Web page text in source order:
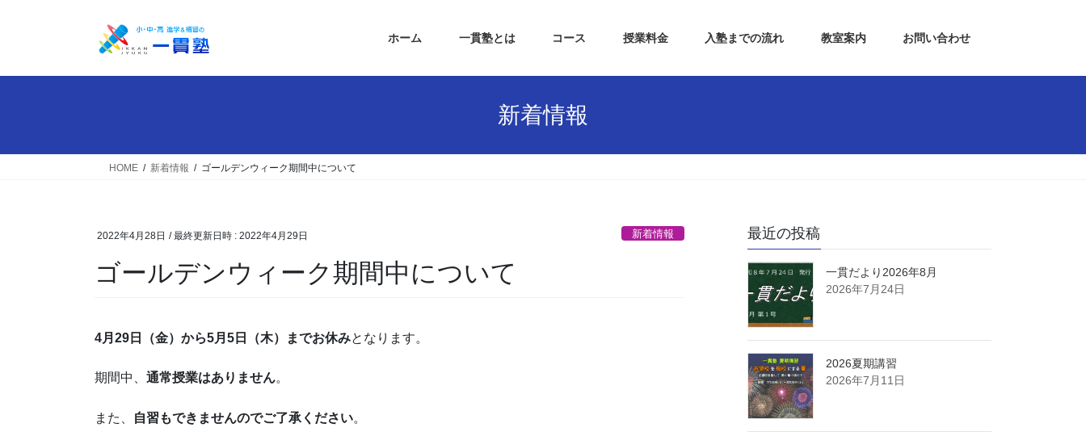
ホーム 一貫塾とは コース 授業料金 入塾までの流れ 教室案内 お問い合わせ
新着情報
HOME 新着情報 ゴールデンウィーク期間中について
2022年4月28日 / 最終更新日時 : 2022年4月29日 新着情報
ゴールデンウィーク期間中について
4月29日（金）から5月5日（木）までお休みとなります。
期間中、 通常授業はありません。
また、 自習もできませんのでご了承ください。
最近の投稿
一貫だより2026年8月
2026年7月24日
2026夏期講習
2026年7月11日